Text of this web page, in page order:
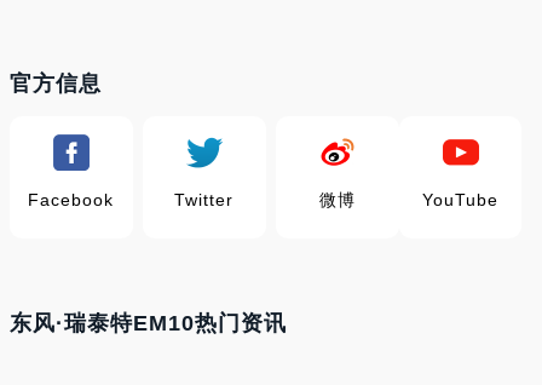
官方信息
Facebook Twitter 微博 YouTube
东风·瑞泰特EM10热门资讯